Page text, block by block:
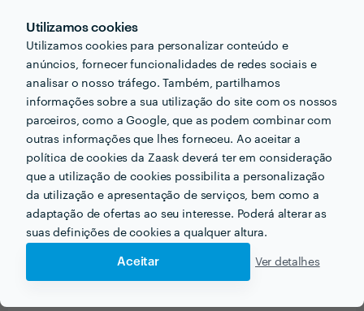
Utilizamos cookies
Utilizamos cookies para personalizar conteúdo e
anúncios, fornecer funcionalidades de redes sociais e
analisar o nosso tráfego. Também, partilhamos
informações sobre a sua utilização do site com os nossos
parceiros, como a Google, que as podem combinar com
outras informações que lhes forneceu. Ao aceitar a
política de cookies da Zaask deverá ter em consideração
que a utilização de cookies possibilita a personalização
da utilização e apresentação de serviços, bem como a
adaptação de ofertas ao seu interesse. Poderá alterar as
suas definições de cookies a qualquer altura.
Aceitar Ver detalhes
PORTEFÓLIO